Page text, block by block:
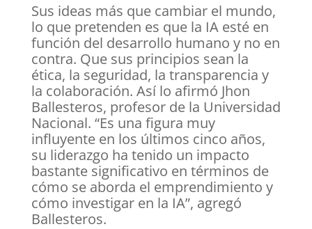
Sus ideas más que cambiar el mundo,
lo que pretenden es que la IA esté en
función del desarrollo humano y no en
contra. Que sus principios sean la
ética, la seguridad, la transparencia y
la colaboración. Así lo afirmó Jhon
Ballesteros, profesor de la Universidad
Nacional. “Es una figura muy
influyente en los últimos cinco años,
su liderazgo ha tenido un impacto
bastante significativo en términos de
cómo se aborda el emprendimiento y
cómo investigar en la IA”, agregó
Ballesteros.